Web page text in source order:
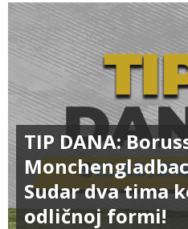
TIP DANA:
Sudar dva tima
odličnoj formi!